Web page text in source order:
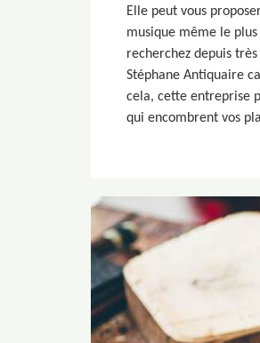
Elle peut vous
musique même le
recherchez depuis
Stéphane Antiquaire
cela, cette entreprise
qui encombrent vos